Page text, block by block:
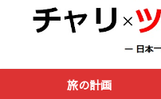
旅の計画